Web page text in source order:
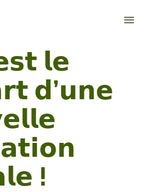
des cookies
𝗹𝗲
𝗱’𝘂𝗻𝗲
!